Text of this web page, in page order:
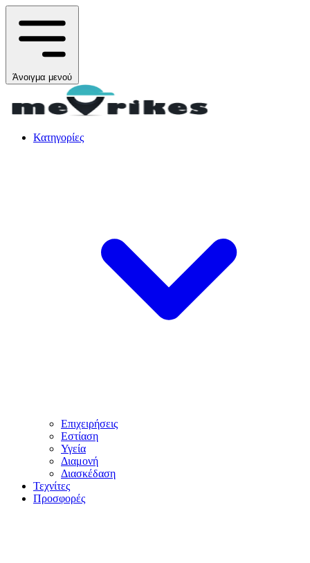
Άνοιγμα μενού
Κατηγορίες
Επιχειρήσεις
Εστίαση
Υγεία
Διαμονή
Διασκέδαση
Τεχνίτες
Προσφορές